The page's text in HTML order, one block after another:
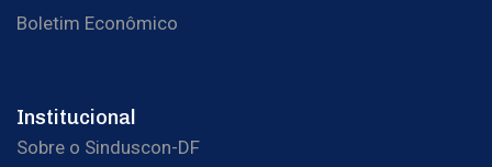
Boletim Econômico
Institucional
Sobre o Sinduscon-DF